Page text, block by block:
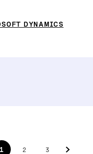
DYNAMICS
1 2 3